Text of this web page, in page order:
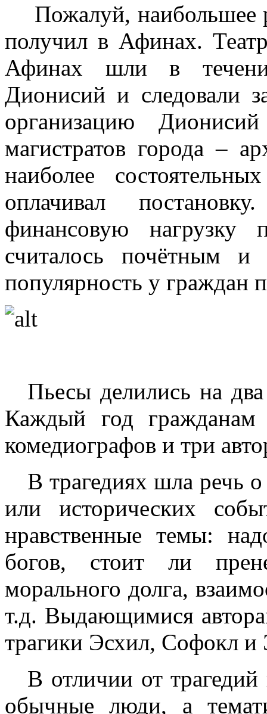
Пожалуй, наибольшее
получил в Афинах.
Афинах шли в
Дионисий и следовали
организацию
магистратов города –
наиболее
оплачивал
финансовую нагрузку
считалось почётным и
популярность у граждан
Пьесы делились на
Каждый год гражданам
комедиографов и три
В трагедиях шла речь
или исторических
нравственные темы:
богов, стоит ли
морального долга,
т.д. Выдающимися
трагики Эсхил, Софокл и
В отличии от
обычные люди, а